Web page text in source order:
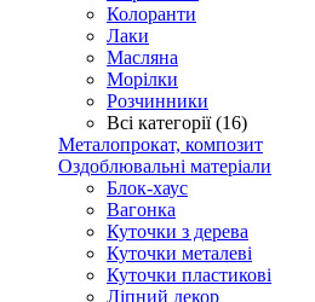
Колоранти
Лаки
Масляна
Морілки
Розчинники
Всі категорії (16)
Металопрокат, композит
Оздоблювальні матеріали
Блок-хаус
Вагонка
Куточки з дерева
Куточки металеві
Куточки пластикові
Ліпний декор